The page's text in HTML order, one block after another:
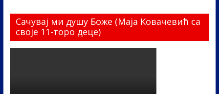
Сачувај ми душу Боже (Маја Ковачевић са
своје 11-торо деце)